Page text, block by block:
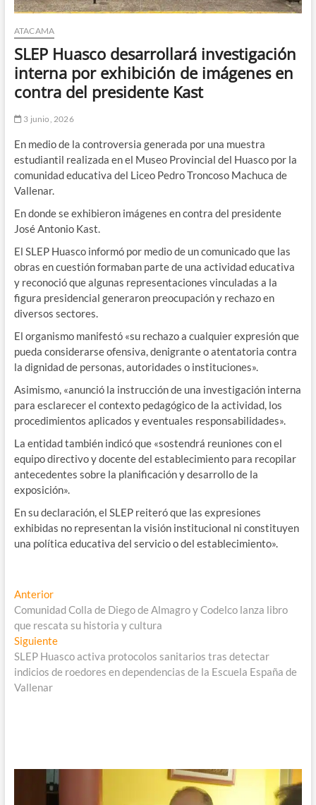
ATACAMA
SLEP Huasco desarrollará investigación
interna por exhibición de imágenes en
contra del presidente Kast
3 junio, 2026
En medio de la controversia generada por una muestra
estudiantil realizada en el Museo Provincial del Huasco por la
comunidad educativa del Liceo Pedro Troncoso Machuca de
Vallenar.
En donde se exhibieron imágenes en contra del presidente
José Antonio Kast.
El SLEP Huasco informó por medio de un comunicado que las
obras en cuestión formaban parte de una actividad educativa
y reconoció que algunas representaciones vinculadas a la
figura presidencial generaron preocupación y rechazo en
diversos sectores.
El organismo manifestó «su rechazo a cualquier expresión que
pueda considerarse ofensiva, denigrante o atentatoria contra
la dignidad de personas, autoridades o instituciones».
Asimismo, «anunció la instrucción de una investigación interna
para esclarecer el contexto pedagógico de la actividad, los
procedimientos aplicados y eventuales responsabilidades».
La entidad también indicó que «sostendrá reuniones con el
equipo directivo y docente del establecimiento para recopilar
antecedentes sobre la planificación y desarrollo de la
exposición».
En su declaración, el SLEP reiteró que las expresiones
exhibidas no representan la visión institucional ni constituyen
una política educativa del servicio o del establecimiento».
Navegación
de
entradas
AnteriorEntrada
anterior:
Comunidad Colla de Diego de Almagro y Codelco lanza libro
que rescata su historia y cultura
SiguienteEntrada
siguiente:
SLEP Huasco activa protocolos sanitarios tras detectar
indicios de roedores en dependencias de la Escuela España de
Vallenar